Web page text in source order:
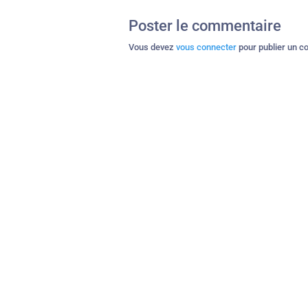
Poster le commentaire
Vous devez vous connecter pour publier un